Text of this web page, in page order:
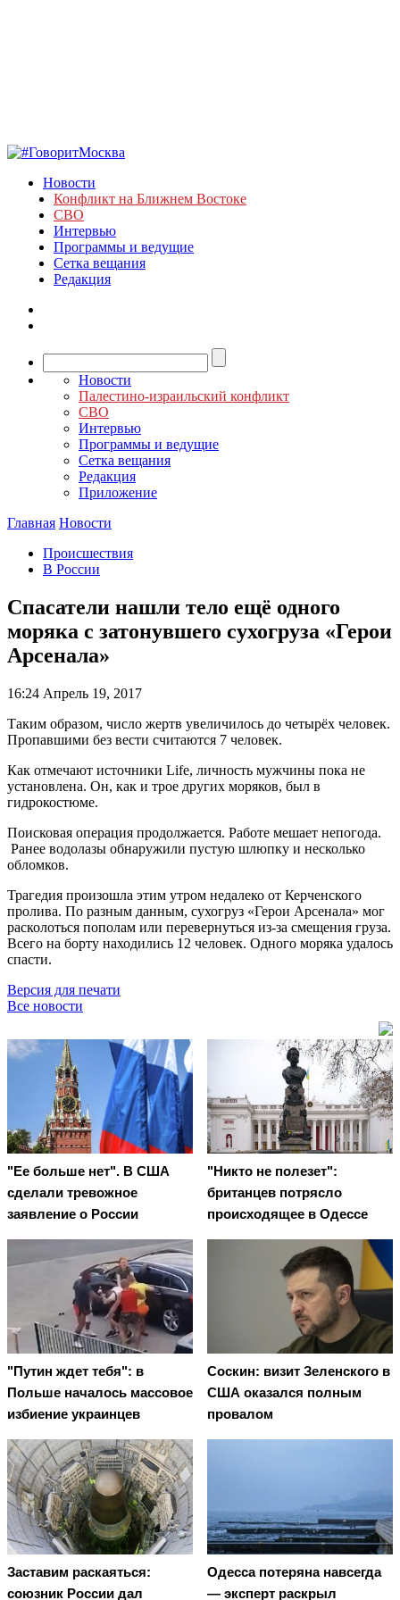
Новости
Конфликт на Ближнем Востоке
СВО
Интервью
Программы и ведущие
Сетка вещания
Редакция
Новости
Палестино-израильский конфликт
СВО
Интервью
Программы и ведущие
Сетка вещания
Редакция
Приложение
Главная Новости
Происшествия
В России
Спасатели нашли тело ещё одного
моряка с затонувшего сухогруза «Герои
Арсенала»
16:24 Апрель 19, 2017
Таким образом, число жертв увеличилось до четырёх человек.
Пропавшими без вести считаются 7 человек.
Как отмечают источники Life, личность мужчины пока не
установлена. Он, как и трое других моряков, был в
гидрокостюме.
Поисковая операция продолжается. Работе мешает непогода.
Ранее водолазы обнаружили пустую шлюпку и несколько
обломков.
Трагедия произошла этим утром недалеко от Керченского
пролива. По разным данным, сухогруз «Герои Арсенала» мог
расколоться пополам или перевернуться из-за смещения груза.
Всего на борту находились 12 человек. Одного моряка удалось
спасти.
Версия для печати
Все новости
"Ее больше нет". В США
сделали тревожное
заявление о России
"Никто не полезет":
британцев потрясло
происходящее в Одессе
"Путин ждет тебя": в
Польше началось массовое
избиение украинцев
Соскин: визит Зеленского в
США оказался полным
провалом
Заставим раскаяться:
союзник России дал
Oдecca пoтeрянa нaвceгдa
— экcпeрт рacкрыл